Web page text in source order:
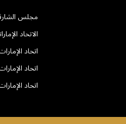
مجلس
الاتحاد
اتحاد
اتحاد
اتحاد